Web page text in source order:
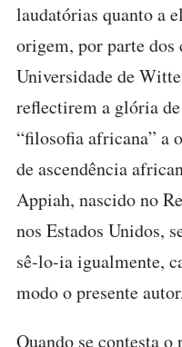
laudatórias quanto a
origem, por parte dos
Universidade de
reflectirem a glória
“filosofia africana” a
de ascendência
Appiah, nascido no
nos Estados Unidos,
sê-lo-ia igualmente,
modo o presente
Quando se contesta